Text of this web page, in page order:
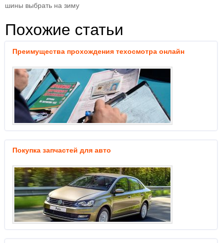
шины выбрать на зиму
Похожие статьи
Преимущества прохождения техосмотра онлайн
Покупка запчастей для авто